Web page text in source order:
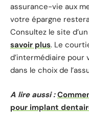
assurance-vie aux
votre épargne
Consultez le site
savoir plus. Le
d’intermédiaire pour
dans le choix de
A lire aussi :
pour implant